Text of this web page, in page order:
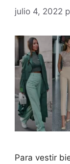
julio 4, 2022
Para vestir